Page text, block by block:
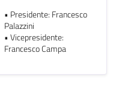
• Presidente: Francesco
Palazzini
• Vicepresidente:
Francesco Campa